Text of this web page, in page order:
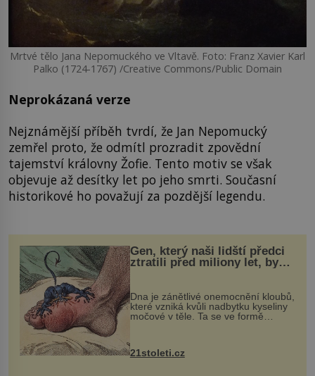
Mrtvé tělo Jana Nepomuckého ve Vltavě. Foto: Franz Xavier Karl
Palko (1724-1767) /Creative Commons/Public Domain
Neprokázaná verze
Nejznámější příběh tvrdí, že Jan Nepomucký
zemřel proto, že odmítl prozradit zpovědní
tajemství královny Žofie. Tento motiv se však
objevuje až desítky let po jeho smrti. Současní
historikové ho považují za pozdější legendu.
Gen, který naši lidští předci
ztratili před miliony let, by
mohl pomoci s léčbou
„nemoci králů“
Dna je zánětlivé onemocnění kloubů,
které vzniká kvůli nadbytku kyseliny
močové v těle. Ta se ve formě
nohou, a způsobuje bole...
21stoleti.cz